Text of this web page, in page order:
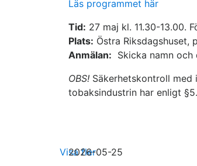
Läs programmet här
Tid: 27 maj kl. 11.30-13.00.
Plats: Östra Riksdagshuset,
Anmälan: Skicka namn
OBS! Säkerhetskontroll
tobaksindustrin har enligt
2026-05-25
Visa fler